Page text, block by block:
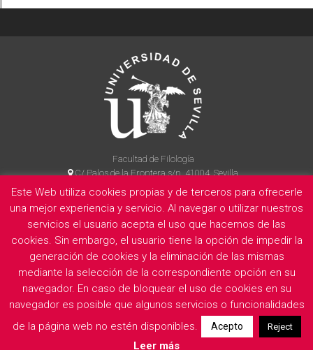
Facultad de Filología
C/ Palos de la Frontera s/n, 41004, Sevilla
954 55 14 90
La Facultad Información legal Politica de privacidad Cookies
E
Este Web utiliza cookies propias y de terceros para ofrecerle
una mejor experiencia y servicio. Al navegar o utilizar nuestros
servicios el usuario acepta el uso que hacemos de las
cookies. Sin embargo, el usuario tiene la opción de impedir la
generación de cookies y la eliminación de las mismas
mediante la selección de la correspondiente opción en su
navegador. En caso de bloquear el uso de cookies en su
navegador es posible que algunos servicios o funcionalidades
de la página web no estén disponibles.
Acepto Reject
Leer más